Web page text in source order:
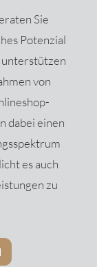
Sie
Potenzial
von
dabei einen
es auch
zu